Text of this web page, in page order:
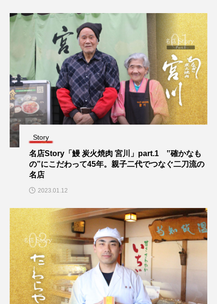
Story
名店Story「鰻 炭火焼肉 宮川」part.1 ‟確かなも
の”にこだわって45年。親子二代でつなぐ二刀流の
名店
2023.01.12